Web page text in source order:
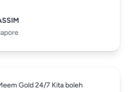
Gold 24/7 Kita boleh